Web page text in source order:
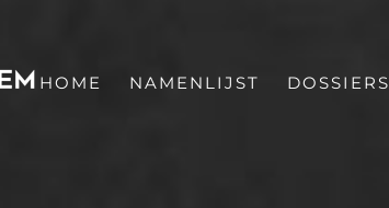
HOME NAMENLIJST DOSSIERS